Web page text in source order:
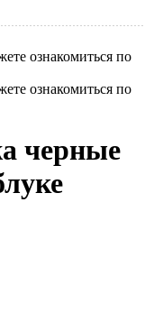
ознакомиться по
ознакомиться по
черные